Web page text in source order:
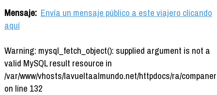
Mensaje: Envía un mensaje público a este viajero clicando
aquí
Warning: mysql_fetch_object(): supplied argument is not a
valid MySQL result resource in
/var/www/vhosts/lavueltaalmundo.net/httpdocs/ra/
on line 132